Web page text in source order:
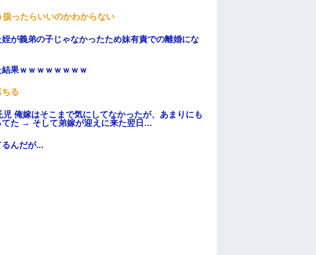
ったらいいのかわからない
が義弟の子じゃなかったため妹有責での離婚にな
果ｗｗｗｗｗｗｗｗ
る
俺嫁はそこまで気にしてなかったが、あまりにも
てた → そして弟嫁が迎えに来た翌日…
るんだが...